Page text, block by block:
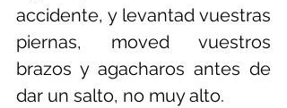
accidente, y levantad vuestras
piernas, moved vuestros
brazos y agacharos antes de
dar un salto, no muy alto.